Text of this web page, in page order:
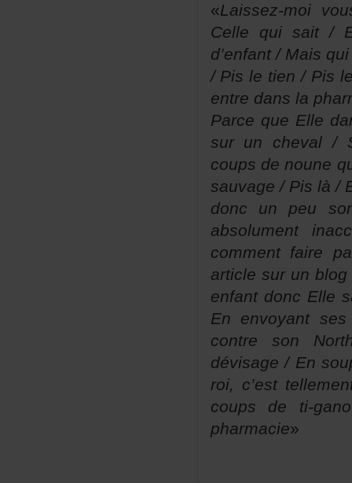
«Laissez-
Cellequisait/
d’enfant/
/Pisletien/
suruncheval/
sauvage/Pislà /
dévisage/
coupsdeti-
pharmacie»